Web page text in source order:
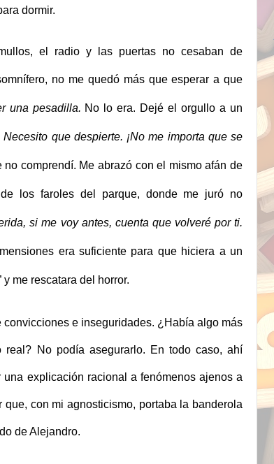
dormir.
el radio y las puertas no cesaban de
no me quedó más que esperar a que
una pesadilla. No lo era. Dejé el orgullo a un
Necesito que despierte. ¡No me importa que se
comprendí. Me abrazó con el mismo afán de
los faroles del parque, donde me juró no
si me voy antes, cuenta que volveré por ti.
era suficiente para que hiciera a un
y me rescatara del horror.
convicciones e inseguridades. ¿Había algo más
No podía asegurarlo. En todo caso, ahí
explicación racional a fenómenos ajenos a
con mi agnosticismo, portaba la banderola
de Alejandro.